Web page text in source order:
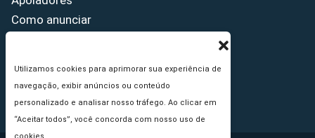
Utilizamos cookies para aprimorar sua experiência de
navegação, exibir anúncios ou conteúdo
personalizado e analisar nosso tráfego. Ao clicar em
“Aceitar todos”, você concorda com nosso uso de
Como anunciar
Princípios Editoriais